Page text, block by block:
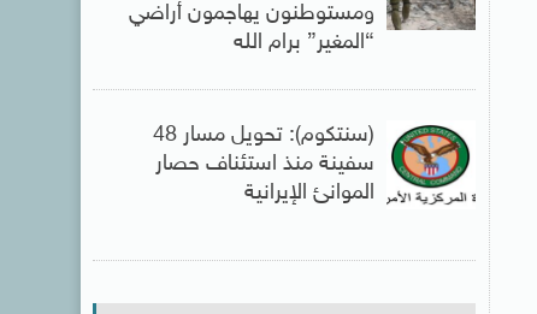
ومستوطنون يهاجمون أراضي
“المغير” برام الله
(سنتكوم): تحويل مسار 48
سفينة منذ استئناف حصار
الموانئ الإيرانية